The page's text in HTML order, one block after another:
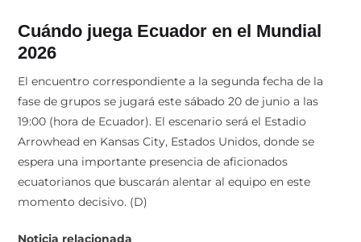
Cuándo juega Ecuador en el Mundial
2026
El encuentro correspondiente a la segunda fecha de la
fase de grupos se jugará este sábado 20 de junio a las
19:00 (hora de Ecuador). El escenario será el Estadio
Arrowhead en Kansas City, Estados Unidos, donde se
espera una importante presencia de aficionados
ecuatorianos que buscarán alentar al equipo en este
momento decisivo. (D)
Noticia relacionada